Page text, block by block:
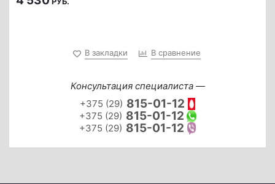
В закладки В сравнение
Консультация специалиста —
+375 (29) 815-01-12
+375 (29) 815-01-12
+375 (29) 815-01-12